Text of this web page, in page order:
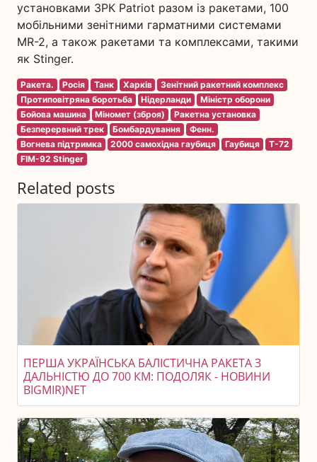
установками ЗРК Patriot разом із ракетами, 100
мобільними зенітними гарматними системами
MR-2, а також ракетами та комплексами, такими
як Stinger.
Ракета. Росія Танк Харків
Зенітний ракетний комплекс
Протиповітряна боротьба
Нідерланди
Міністр оборони
Бойова машина
Міномет (зброя)
Ракетна установка
Безперервний трек
Бомбардування
Фенн.
Вогнева підтримка
2000 самохідна гаубиця Гаубиця
T-72
FIM-92 Stinger
Related posts
ПЕРША УКРАЇНСЬКА БАЛІСТИЧНА РАКЕТА З
ДАЛЬНІСТЮ ДО 700 КМ: ПОДОЛЯК - НОВИНИ
BIGMIR)NET